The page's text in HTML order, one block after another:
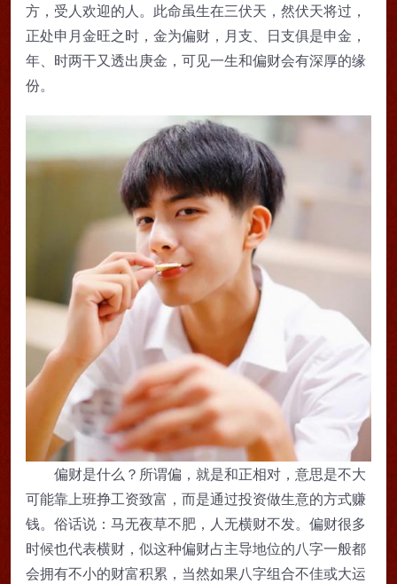
方，受人欢迎的人。此命虽生在三伏天，然伏天将过，
正处申月金旺之时，金为偏财，月支、日支俱是申金，
年、时两干又透出庚金，可见一生和偏财会有深厚的缘
份。
偏财是什么？所谓偏，就是和正相对，意思是不大
可能靠上班挣工资致富，而是通过投资做生意的方式赚
钱。俗话说：马无夜草不肥，人无横财不发。偏财很多
时候也代表横财，似这种偏财占主导地位的八字一般都
会拥有不小的财富积累，当然如果八字组合不佳或大运